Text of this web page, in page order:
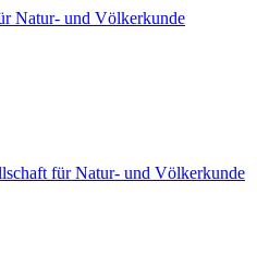
Natur- und Völkerkunde
für Natur- und Völkerkunde